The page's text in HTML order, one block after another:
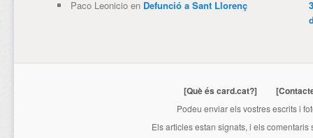
Paco Leonicioen Defunció a Sant Llorenç
[Què és card.cat?]
Podeu enviar els vostres escrits i
Els articles estan signats, i els